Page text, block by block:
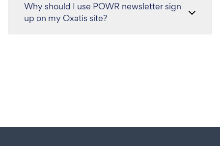
Why should I use POWR newsletter sign
up on my Oxatis site?